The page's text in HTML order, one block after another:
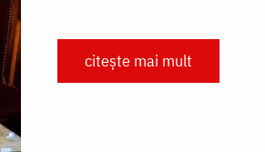
citește mai mult